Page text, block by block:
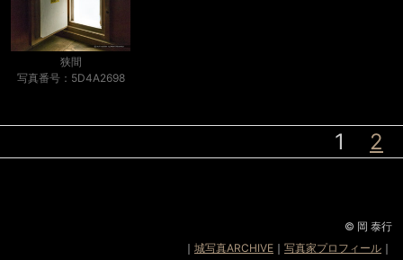
狭間
写真番号：5D4A2698
1 2
© 岡 泰行
｜ 城写真ARCHIVE ｜ 写真家プロフィール ｜